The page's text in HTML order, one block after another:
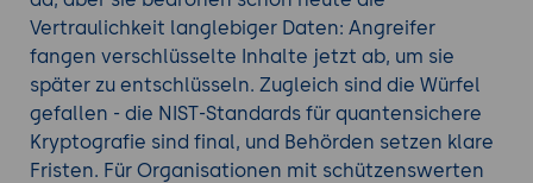
Vertraulichkeit langlebiger Daten: Angreifer
fangen verschlüsselte Inhalte jetzt ab, um sie
später zu entschlüsseln. Zugleich sind die Würfel
gefallen - die NIST-Standards für quantensichere
Kryptografie sind final, und Behörden setzen klare
Fristen. Für Organisationen mit schützenswerten